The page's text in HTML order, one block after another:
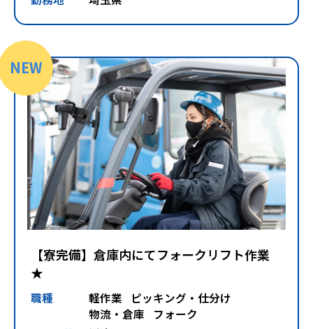
NEW
【寮完備】倉庫内にてフォークリフト作業
★
職種 軽作業
ピッキング・仕分け
物流・倉庫
フォーク